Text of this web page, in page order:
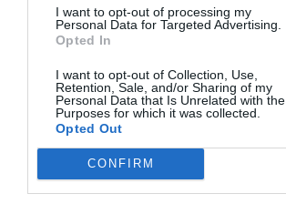
I want to opt-out of processing my
Personal Data for Targeted Advertising.
Opted In
I want to opt-out of Collection, Use,
Retention, Sale, and/or Sharing of my
Personal Data that Is Unrelated with the
Purposes for which it was collected.
Opted Out
CONFIRM
Hotel Bellevue
Très bien 8.1 /10
Cet hôtel a des prix privés InItalia Club!